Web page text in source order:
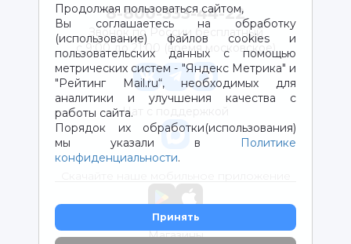
Продолжая пользоваться сайтом,
Вы соглашаетесь на обработку
(использование) файлов cookies и
пользовательских данных с помощью
метрических систем - "Яндекс Метрика" и
"Рейтинг Mail.ru“, необходимых для
аналитики и улучшения качества с
работы сайта.
Порядок их обработки(использования)
мы указали в
Политике
конфиденциальности.
Принять
8-800-333-44-22
Звонок по России бесплатный
с 9:00 до 21:00 (время московское)
Чат с поддержкой
Магазины